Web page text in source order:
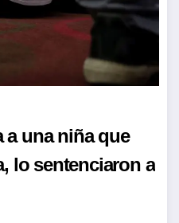
a una niña que
lo sentenciaron a